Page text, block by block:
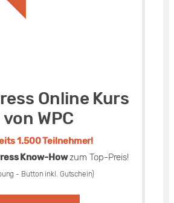
Online Kurs
von WPC
1.500 Teilnehmer!
Know-Howzum Top-Preis!
- Button inkl. Gutschein)